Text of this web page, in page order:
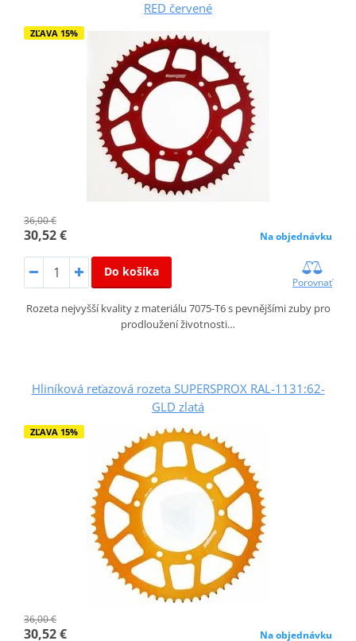
RED červené
ZĽAVA 15%
36,00 €
30,52 € Na objednávku
Do košíka
Porovnať
Rozeta nejvyšší kvality z materiálu 7075-T6 s pevnějšími zuby pro
prodloužení životnosti…
Hliníková reťazová rozeta SUPERSPROX RAL-1131:62-
GLD zlatá
ZĽAVA 15%
36,00 €
30,52 € Na objednávku